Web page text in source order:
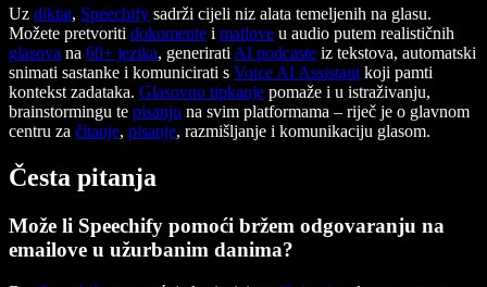
Uz diktat, Speechify sadrži cijeli niz alata temeljenih na glasu.
Možete pretvoriti dokumente i mailove u audio putem realističnih
glasova na 60+ jezika, generirati AI podcaste iz tekstova, automatski
snimati sastanke i komunicirati s Voice AI Assistant koji pamti
kontekst zadataka. Glasovno tipkanje pomaže i u istraživanju,
brainstormingu te pisanju na svim platformama – riječ je o glavnom
centru za čitanje, pisanje, razmišljanje i komunikaciju glasom.
Česta pitanja
Može li Speechify pomoći bržem odgovaranju na
emailove u užurbanim danima?